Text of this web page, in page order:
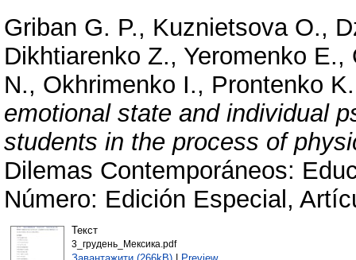
Griban G. P., Kuznіetsova O.,
Dikhtiarenko Z., Yeromenko E.,
N., Okhrimenko I., Prontenko K.
emotional state and individual
students in the process of
Dilemas Contemporáneos:
Número: Edición Especial,
Текст
3_грудень_Мексика.pdf